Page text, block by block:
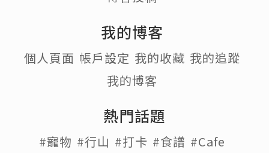
我的博客
個人頁面 帳戶設定 我的收藏 我的追蹤
我的博客
熱門話題
#寵物 #行山 #打卡 #食譜 #Cafe